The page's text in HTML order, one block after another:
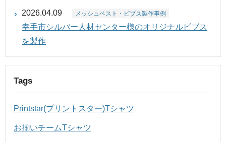
2026.04.09 メッシュベスト・ビブス製作事例
幸手市シルバー人材センター様のオリジナルビブス
を製作
Tags
Printstar(プリントスター)Tシャツ
お揃いチームTシャツ